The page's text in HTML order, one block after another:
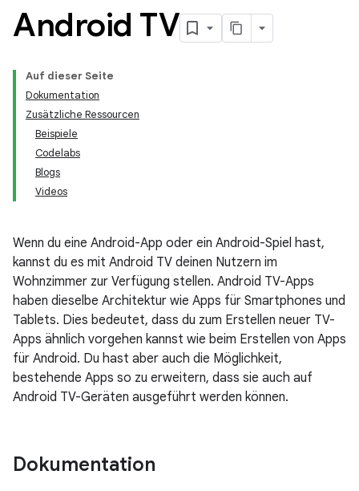
Android TV
Auf dieser Seite
Dokumentation
Zusätzliche Ressourcen
Beispiele
Codelabs
Blogs
Videos
Wenn du eine Android-App oder ein Android-Spiel hast,
kannst du es mit Android TV deinen Nutzern im
Wohnzimmer zur Verfügung stellen. Android TV-Apps
haben dieselbe Architektur wie Apps für Smartphones und
Tablets. Dies bedeutet, dass du zum Erstellen neuer TV-
Apps ähnlich vorgehen kannst wie beim Erstellen von Apps
für Android. Du hast aber auch die Möglichkeit,
bestehende Apps so zu erweitern, dass sie auch auf
Android TV-Geräten ausgeführt werden können.
Dokumentation